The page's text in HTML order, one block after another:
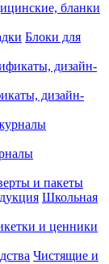
бланки
Блоки для
дизайн-
и пакеты
Школьная
и ценники
Чистящие и